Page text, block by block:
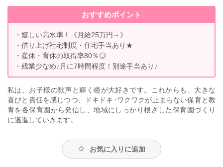
おすすめポイント
・嬉しい高水準！《月給25万円～》
・借り上げ社宅制度・住宅手当あり★
・産休・育休の取得率80％◎
・残業少なめ♪月に7時間程度！別途手当あり♪
私は、お子様の歓声と輝く瞳が大好きです。これからも、大きな
喜びと責任を感じつつ、ドキドキ･ワクワクが止まらない保育と教
育を各保育園から発信し、地域にしっかり根ざした保育園づくり
に邁進していきます。
お気に入りに追加